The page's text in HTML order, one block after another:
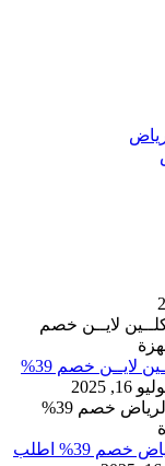
شركة تنظيف بالرياض 0556501701 كلــين لايــن خصم 39%
16, 2025
افضل شركة كشف تسربات المياه بالرياض خصم 39% اطلب